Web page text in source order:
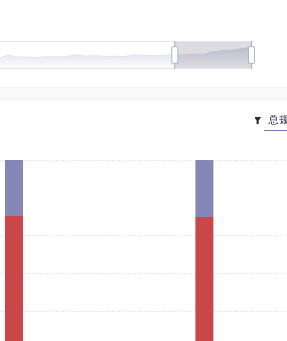
年12月加入申能（集团）有限公司，任副总会计师直至
总经理(主持工作)、副总经理(主持工作)，申万菱信基金管